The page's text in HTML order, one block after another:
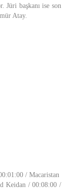
Jüri başkanı ise son
Atay.
/ Macaristan
Keidan / 00:08:00 /